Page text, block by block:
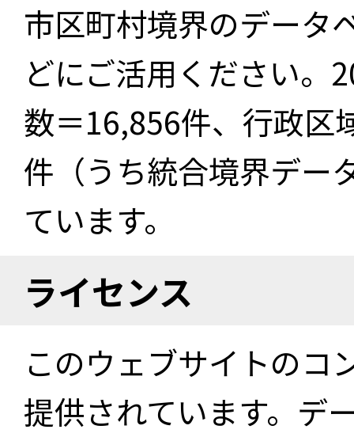
市区町村境界のデータ
どにご活用ください。
数＝16,856件、行政区
件（うち統合境界デー
ています。
ライセンス
このウェブサイトのコ
提供されています。デ